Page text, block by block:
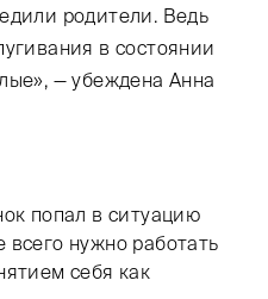
родители. Ведь
в состоянии
— убеждена Анна
попал в ситуацию
нужно работать
себя как